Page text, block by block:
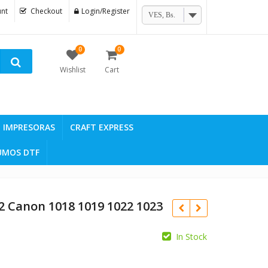
Checkout Login/Register VES, Bs.
0
Wishlist
0
Cart
IMPRESORAS CRAFT EXPRESS
DTF
Canon 1018 1019 1022 1023
In Stock